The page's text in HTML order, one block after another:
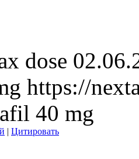
dose
https://
40 mg
| Цитировать